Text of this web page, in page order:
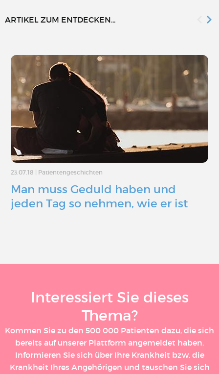
ARTIKEL ZUM ENTDECKEN...
23.07.18 Patientengeschichten
Man muss Geduld haben und
jeden Tag so nehmen, wie er ist
Interessiert Sie dieses
Thema?
Kommen Sie zu den 500 000 Patienten dazu, die sich
bereits auf unserer Plattform angemeldet haben.
Informieren Sie sich über Ihre Krankheit bzw. die
Krankheit Ihres Angehörigen und tauschen Sie sich